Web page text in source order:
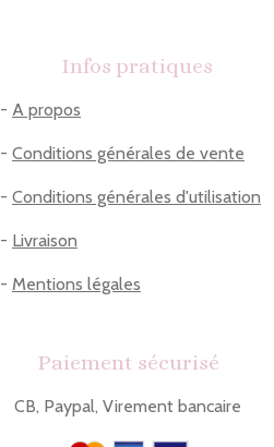
Infos pratiques
- A propos
- Conditions générales de vente
- Conditions générales d'utilisation
- Livraison
- Mentions légales
Paiement sécurisé
CB, Paypal, Virement bancaire